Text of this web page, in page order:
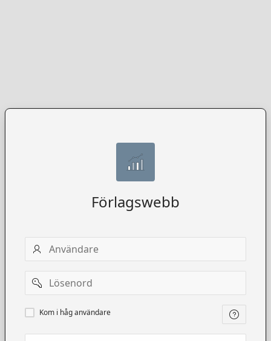
Förlagswebb
Användarnamn
Lösenord
Kom
ihåg
Kom i håg användare